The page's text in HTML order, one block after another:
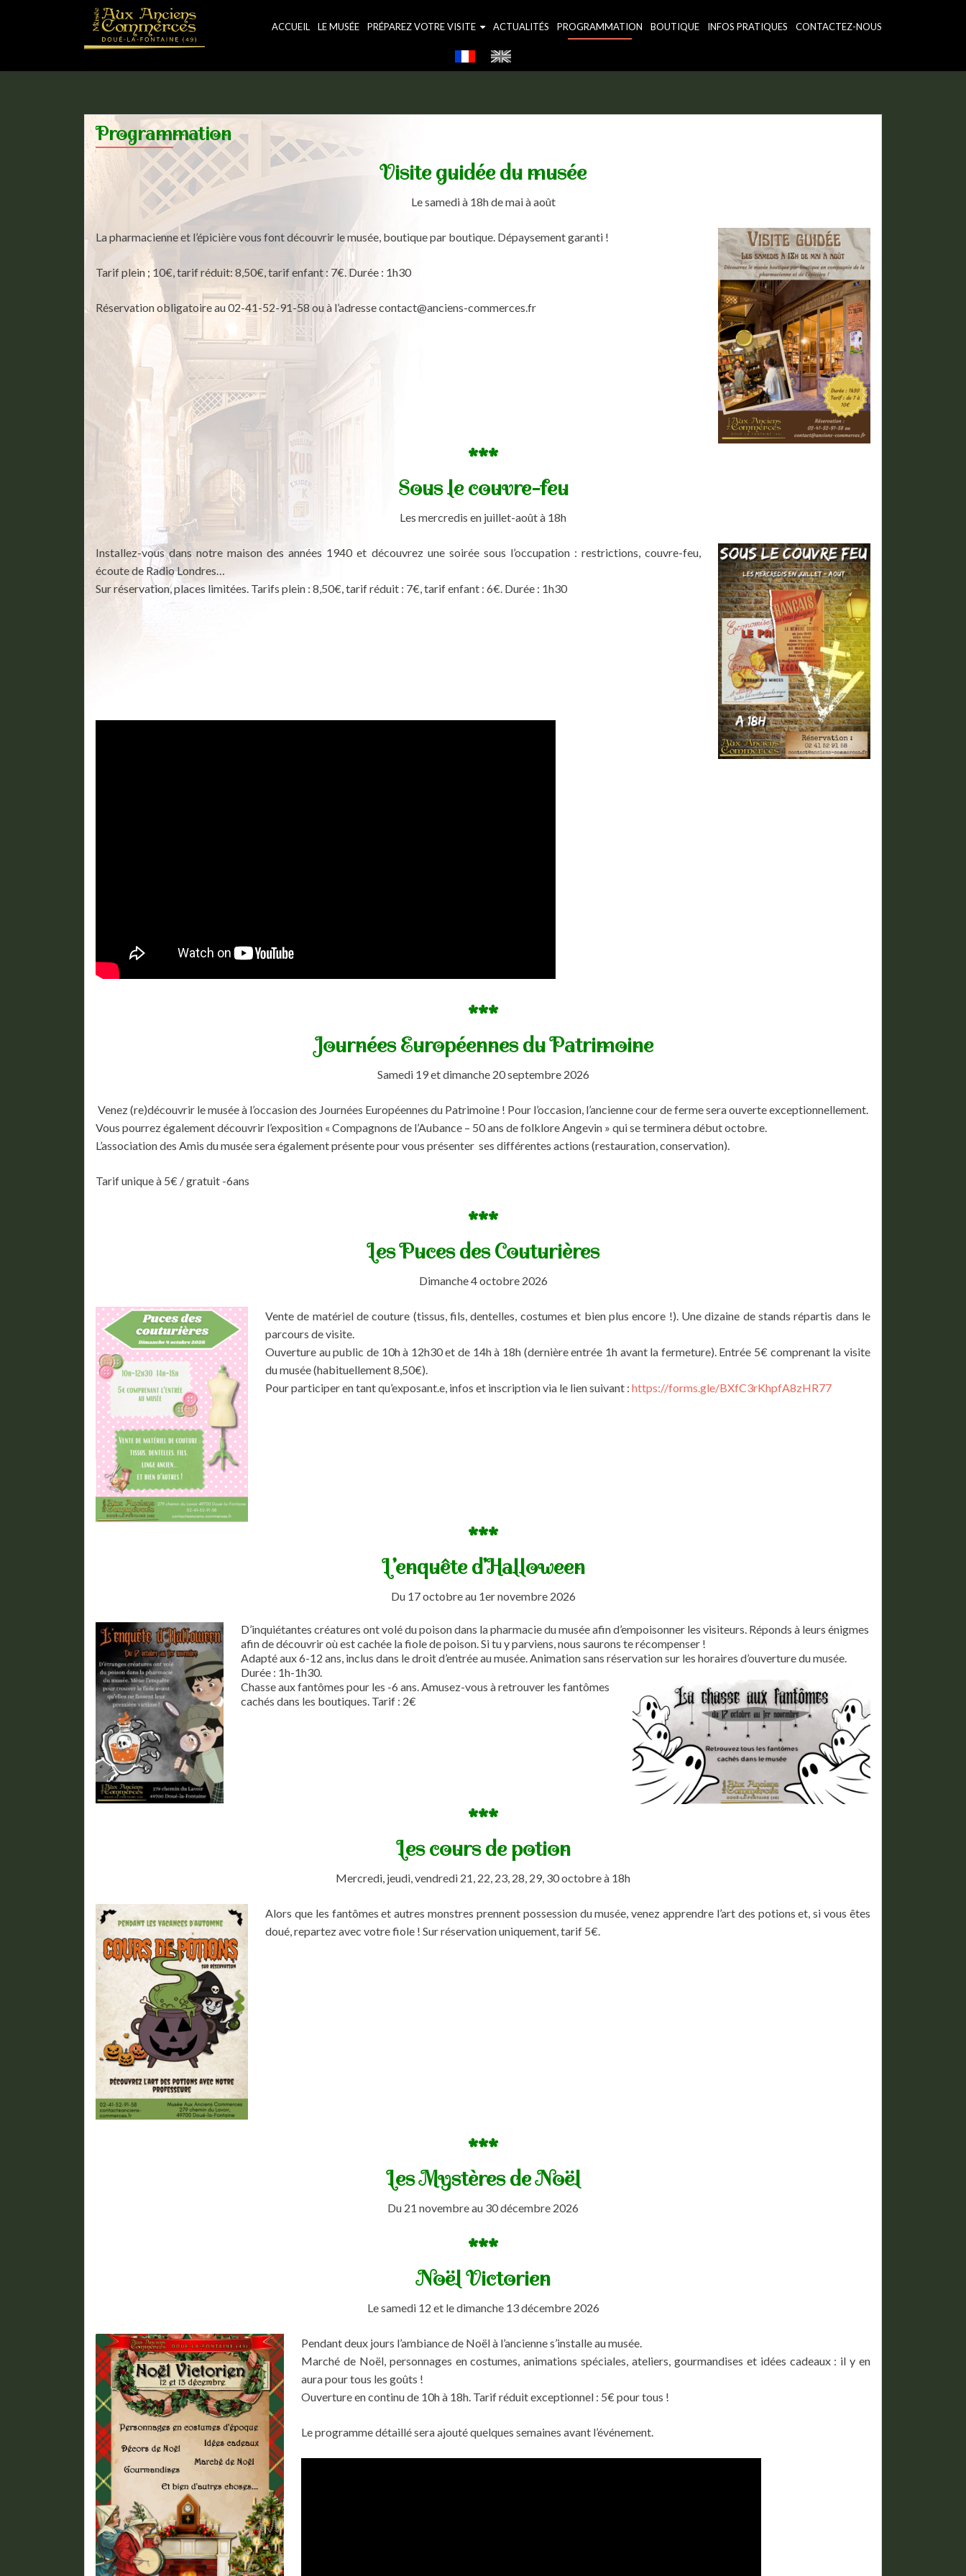
ACCUEIL LE MUSÉE PRÉPAREZ VOTRE VISITE ACTUALITÉS PROGRAMMATION BOUTIQUE INFOS PRATIQUES CONTACTEZ-NOUS
Programmation
Visite guidée du musée
Le samedi à 18h de mai à août
La pharmacienne et l’épicière vous font découvrir le musée, boutique par boutique. Dépaysement garanti !
Tarif plein ; 10€, tarif réduit: 8,50€, tarif enfant : 7€. Durée : 1h30
Réservation obligatoire au 02-41-52-91-58 ou à l’adresse contact@anciens-commerces.fr
***
Sous le couvre-feu
Les mercredis en juillet-août à 18h
Installez-vous dans notre maison des années 1940 et découvrez une soirée sous l’occupation : restrictions, couvre-feu,
écoute de Radio Londres…
Sur réservation, places limitées. Tarifs plein : 8,50€, tarif réduit : 7€, tarif enfant : 6€. Durée : 1h30
***
Journées Européennes du Patrimoine
Samedi 19 et dimanche 20 septembre 2026
Venez (re)découvrir le musée à l’occasion des Journées Européennes du Patrimoine ! Pour l’occasion, l’ancienne cour de ferme sera ouverte exceptionnellement.
Vous pourrez également découvrir l’exposition « Compagnons de l’Aubance – 50 ans de folklore Angevin » qui se terminera début octobre.
L’association des Amis du musée sera également présente pour vous présenter ses différentes actions (restauration, conservation).
Tarif unique à 5€ / gratuit -6ans
***
Les Puces des Couturières
Dimanche 4 octobre 2026
Vente de matériel de couture (tissus, fils, dentelles, costumes et bien plus encore !). Une dizaine de stands répartis dans le
parcours de visite.
Ouverture au public de 10h à 12h30 et de 14h à 18h (dernière entrée 1h avant la fermeture). Entrée 5€ comprenant la visite
du musée (habituellement 8,50€).
Pour participer en tant qu’exposant.e, infos et inscription via le lien suivant : https://forms.gle/BXfC3rKhpfA8zHR77
***
L’enquête d’Halloween
Du 17 octobre au 1er novembre 2026
D’inquiétantes créatures ont volé du poison dans la pharmacie du musée afin d’empoisonner les visiteurs. Réponds à leurs énigmes
afin de découvrir où est cachée la fiole de poison. Si tu y parviens, nous saurons te récompenser !
Adapté aux 6-12 ans, inclus dans le droit d’entrée au musée. Animation sans réservation sur les horaires d’ouverture du musée.
Durée : 1h-1h30.
Chasse aux fantômes pour les -6 ans. Amusez-vous à retrouver les fantômes
cachés dans les boutiques. Tarif : 2€
***
Les cours de potion
Mercredi, jeudi, vendredi 21, 22, 23, 28, 29, 30 octobre à 18h
Alors que les fantômes et autres monstres prennent possession du musée, venez apprendre l’art des potions et, si vous êtes
doué, repartez avec votre fiole ! Sur réservation uniquement, tarif 5€.
***
Les Mystères de Noël
Du 21 novembre au 30 décembre 2026
***
Noël Victorien
Le samedi 12 et le dimanche 13 décembre 2026
Pendant deux jours l’ambiance de Noël à l’ancienne s’installe au musée.
Marché de Noël, personnages en costumes, animations spéciales, ateliers, gourmandises et idées cadeaux : il y en
aura pour tous les goûts !
Ouverture en continu de 10h à 18h. Tarif réduit exceptionnel : 5€ pour tous !
Le programme détaillé sera ajouté quelques semaines avant l’événement.